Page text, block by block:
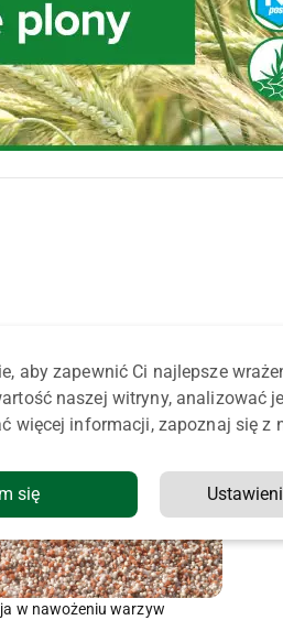
w nawożeniu warzyw
aby zapewnić Ci najlepsze
naszej witryny, analizować
więcej informacji, zapoznaj się z
się